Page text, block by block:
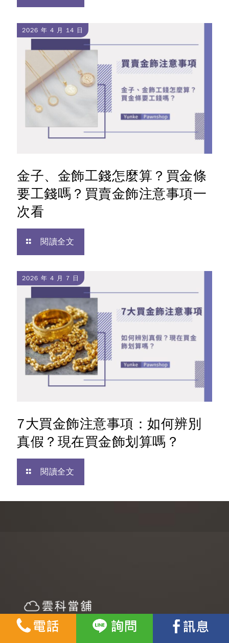
2026 年 4 月 14 日
金子、金飾工錢怎麼算？買金條
要工錢嗎？買賣金飾注意事項一
次看
閱讀全文
2026 年 4 月 7 日
7大買金飾注意事項：如何辨別
真假？現在買金飾划算嗎？
閱讀全文
政府立案合法成立的雲林當舖，力求服務至上，客戶